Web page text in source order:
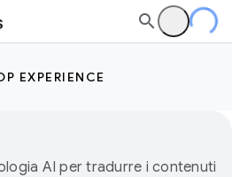
EXPERIENCE
AI per tradurre i contenuti